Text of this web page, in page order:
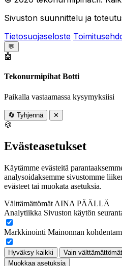
Sivuston suunnittelu ja
Tietosuojaseloste
💬
🤖
Tekonurmipihat Botti
Paikalla vastaamassa kysymyksiisi
🔄 Tyhjennä ✕
🍪
Evästeasetukset
Käytämme evästeitä
analysoidaksemme sivustomme
evästeet tai muokata asetuksia.
Välttämättömät AINA PÄÄLLÄ
Analytiikka Sivuston käytön
Markkinointi Mainonnan
Hyväksy kaikki
Vain välttämättömät
Muokkaa asetuksia